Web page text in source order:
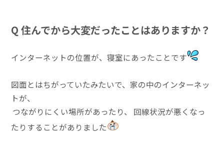
Q 住んでから大変だったことはありますか？
インターネットの位置が、寝室にあったことです
図面とはちがっていたみたいで、家の中のインターネッ
トが、
つながりにくい場所があったり、 回線状況が悪くなっ
たりすることがありました